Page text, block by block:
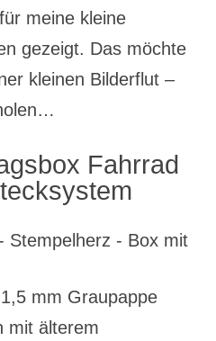
meine kleine
gezeigt. Das möchte
kleinen Bilderflut –
Fahrrad
mm Graupappe
mit älterem